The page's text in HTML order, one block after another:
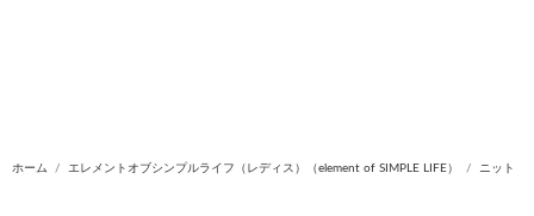
ホーム エレメントオブシンプルライフ（レディス）（element of SIMPLE LIFE） ニット